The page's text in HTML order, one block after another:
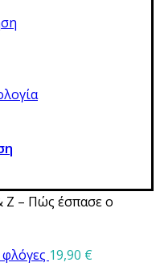
Z – Πώς έσπασε ο
φλόγες 19,90 €